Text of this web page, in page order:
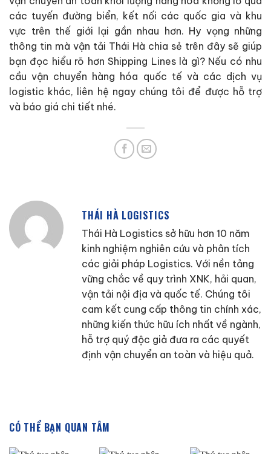
các tuyến đường biển, kết nối các quốc gia và khu
vực trên thế giới lại gần nhau hơn. Hy vọng những
thông tin mà vận tải Thái Hà chia sẻ trên đây sẽ giúp
bạn đọc hiểu rõ hơn Shipping Lines là gì? Nếu có nhu
cầu vận chuyển hàng hóa quốc tế và các dịch vụ
logistic khác, liên hệ ngay chúng tôi để được hỗ trợ
và báo giá chi tiết nhé.
THÁI HÀ LOGISTICS
Thái Hà Logistics sở hữu hơn 10 năm
kinh nghiệm nghiên cứu và phân tích
các giải pháp Logistics. Với nền tảng
vững chắc về quy trình XNK, hải quan,
vận tải nội địa và quốc tế. Chúng tôi
cam kết cung cấp thông tin chính xác,
những kiến thức hữu ích nhất về ngành,
hỗ trợ quý độc giả đưa ra các quyết
định vận chuyển an toàn và hiệu quả.
CÓ THỂ BẠN QUAN TÂM